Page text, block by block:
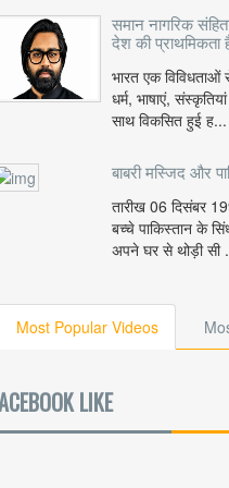
समान नागरिक
देश की प्राथमिकता
भारत एक
धर्म, भाषाएं,
साथ विकसित हुई ह...
बाबरी मस्जिद और
तारीख 06 दिसंबर
बच्चे पाकिस्तान के
अपने घर से थोड़ी सी
Most Popular Videos
LIKE